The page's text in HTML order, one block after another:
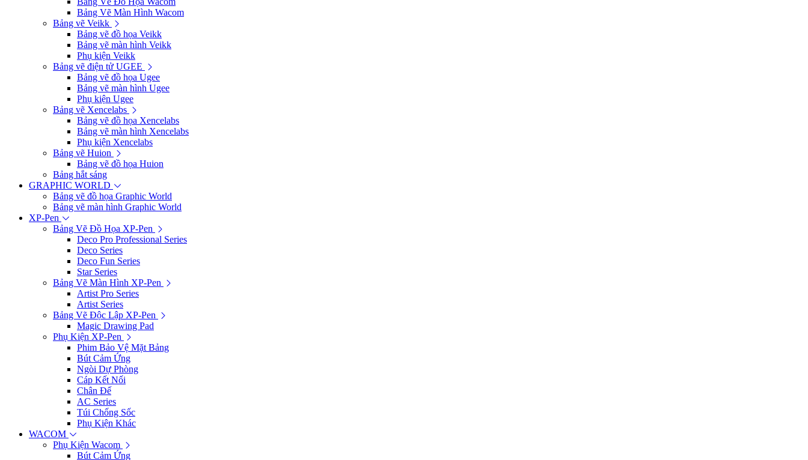
Bảng Vẽ Màn Hình Wacom
Bảng vẽ Veikk
Bảng vẽ đồ họa Veikk
Bảng vẽ màn hình Veikk
Phụ kiện Veikk
Bảng vẽ điện tử UGEE
Bảng vẽ đồ họa Ugee
Bảng vẽ màn hình Ugee
Phụ kiện Ugee
Bảng vẽ Xencelabs
Bảng vẽ đồ họa Xencelabs
Bảng vẽ màn hình Xencelabs
Phụ kiện Xencelabs
Bảng vẽ Huion
Bảng vẽ đồ họa Huion
Bảng hắt sáng
GRAPHIC WORLD
Bảng vẽ đồ họa Graphic World
Bảng vẽ màn hình Graphic World
XP-Pen
Bảng Vẽ Đồ Họa XP-Pen
Deco Pro Professional Series
Deco Series
Deco Fun Series
Star Series
Bảng Vẽ Màn Hình XP-Pen
Artist Pro Series
Artist Series
Bảng Vẽ Độc Lập XP-Pen
Magic Drawing Pad
Phụ Kiện XP-Pen
Phim Bảo Vệ Mặt Bảng
Bút Cảm Ứng
Ngòi Dự Phòng
Cáp Kết Nối
Chân Đế
AC Series
Túi Chống Sốc
Phụ Kiện Khác
WACOM
Phụ Kiện Wacom
Bút Cảm Ứng